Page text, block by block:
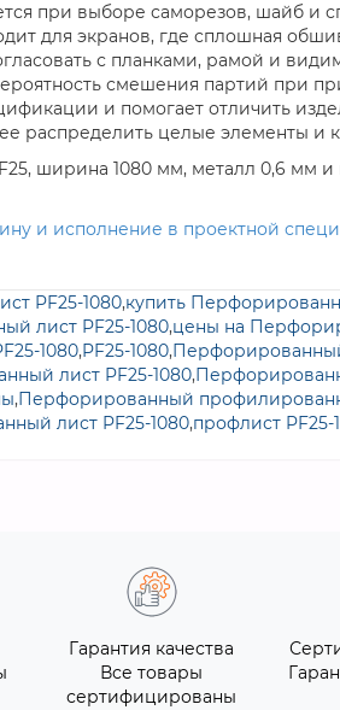
при выборе саморезов, шайб и
для экранов, где сплошная
с планками, рамой и
смешения партий при
и помогает отличить
распределить целые элементы и
ширина 1080 мм, металл 0,6 мм
и исполнение в проектной
PF25-1080,купить
лист PF25-1080,цены на
1080,PF25-1080,
лист PF25-1080,
,Перфорированный
лист PF25-1080,профлист PF25-
Гарантия качества
Все товары
сертифицированы